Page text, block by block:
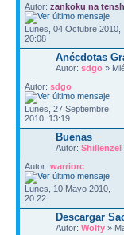
Autor: zankoku na
Lunes, 04 Octubre 2010,
20:08
Anécdotas
Autor: sdgo »
Autor: sdgo
Lunes, 27 Septiembre
2010, 13:19
Buenas
Autor: Shillenzel
Autor: warriorc
Lunes, 10 Mayo 2010,
20:22
Descargar
Autor: Wolfy »